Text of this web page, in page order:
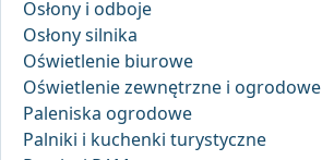
Osłony i odboje
Osłony silnika
Oświetlenie biurowe
Oświetlenie zewnętrzne i ogrodowe
Paleniska ogrodowe
Palniki i kuchenki turystyczne